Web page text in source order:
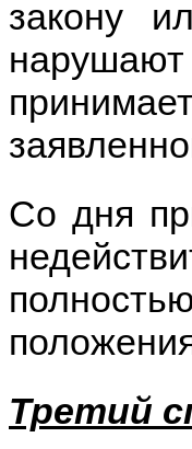
закону
Со дня
Третий